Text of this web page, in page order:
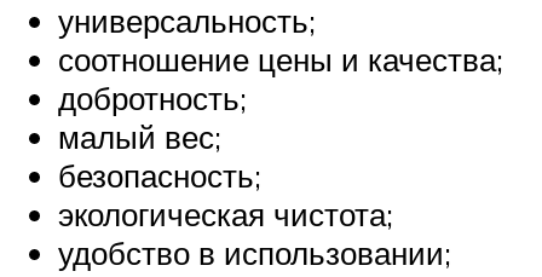
универсальность;
соотношение цены и качества;
добротность;
малый вес;
безопасность;
экологическая чистота;
удобство в использовании;